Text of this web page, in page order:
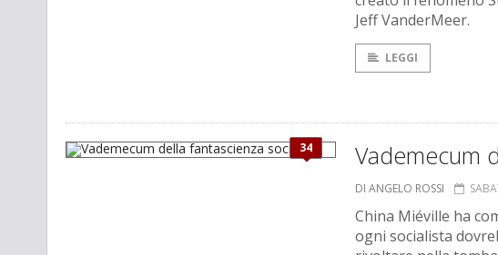
Jeff VanderMeer.
LEGGI
34 Vademecum
DI ANGELO ROSSI
China Miéville ha
ogni socialista